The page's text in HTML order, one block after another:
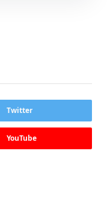
Twitter
YouTube